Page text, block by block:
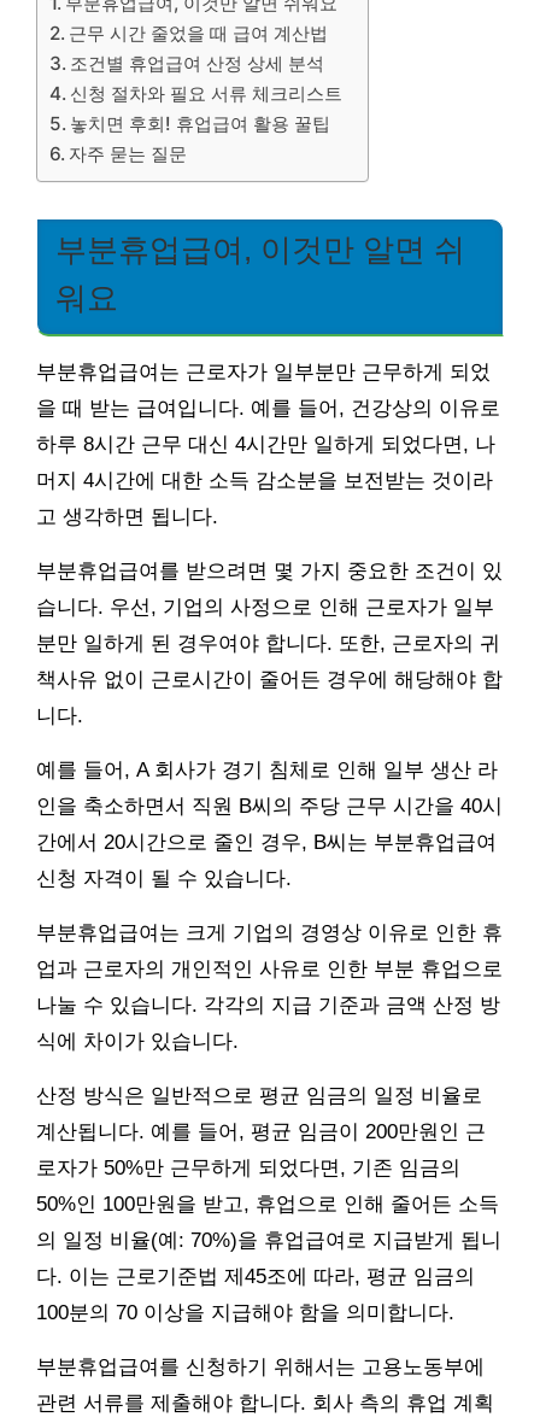
근무 시간 줄었을 때 급여 계산법
조건별 휴업급여 산정 상세 분석
신청 절차와 필요 서류 체크리스트
놓치면 후회! 휴업급여 활용 꿀팁
자주 묻는 질문
부분휴업급여, 이것만 알면 쉬
워요
부분휴업급여는 근로자가 일부분만 근무하게 되었
을 때 받는 급여입니다. 예를 들어, 건강상의 이유로
하루 8시간 근무 대신 4시간만 일하게 되었다면, 나
머지 4시간에 대한 소득 감소분을 보전받는 것이라
고 생각하면 됩니다.
부분휴업급여를 받으려면 몇 가지 중요한 조건이 있
습니다. 우선, 기업의 사정으로 인해 근로자가 일부
분만 일하게 된 경우여야 합니다. 또한, 근로자의 귀
책사유 없이 근로시간이 줄어든 경우에 해당해야 합
니다.
예를 들어, A 회사가 경기 침체로 인해 일부 생산 라
인을 축소하면서 직원 B씨의 주당 근무 시간을 40시
간에서 20시간으로 줄인 경우, B씨는 부분휴업급여
신청 자격이 될 수 있습니다.
부분휴업급여는 크게 기업의 경영상 이유로 인한 휴
업과 근로자의 개인적인 사유로 인한 부분 휴업으로
나눌 수 있습니다. 각각의 지급 기준과 금액 산정 방
식에 차이가 있습니다.
산정 방식은 일반적으로 평균 임금의 일정 비율로
계산됩니다. 예를 들어, 평균 임금이 200만원인 근
로자가 50%만 근무하게 되었다면, 기존 임금의
50%인 100만원을 받고, 휴업으로 인해 줄어든 소득
의 일정 비율(예: 70%)을 휴업급여로 지급받게 됩니
다. 이는 근로기준법 제45조에 따라, 평균 임금의
100분의 70 이상을 지급해야 함을 의미합니다.
부분휴업급여를 신청하기 위해서는 고용노동부에
관련 서류를 제출해야 합니다. 회사 측의 휴업 계획